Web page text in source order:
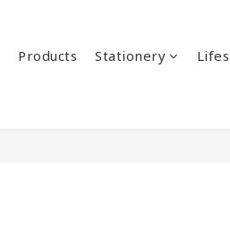
Products Stationery